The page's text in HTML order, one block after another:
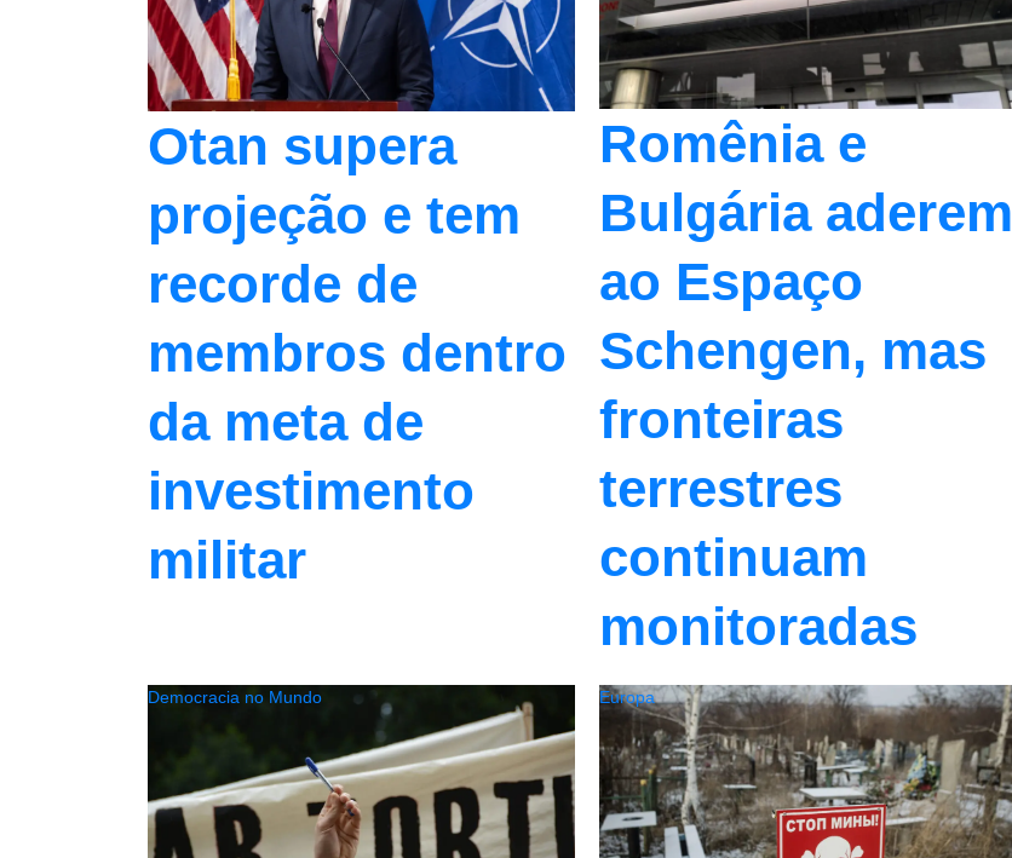
Otan supera
projeção e tem
recorde de
membros dentro
da meta de
investimento
militar
Romênia e
Bulgária aderem
ao Espaço
Schengen, mas
fronteiras
terrestres
continuam
monitoradas
Democracia no Mundo Europa